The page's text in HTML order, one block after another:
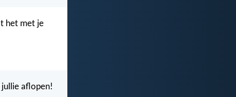
het met je
jullie aflopen!